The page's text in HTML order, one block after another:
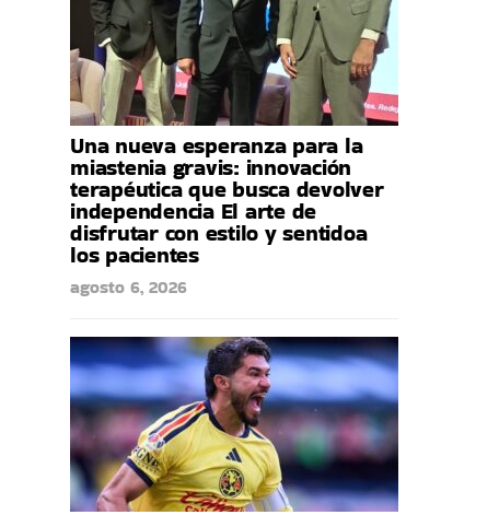
Una nueva esperanza para la
miastenia gravis: innovación
terapéutica que busca devolver
independencia El arte de
disfrutar con estilo y sentidoa
los pacientes
agosto 6, 2026